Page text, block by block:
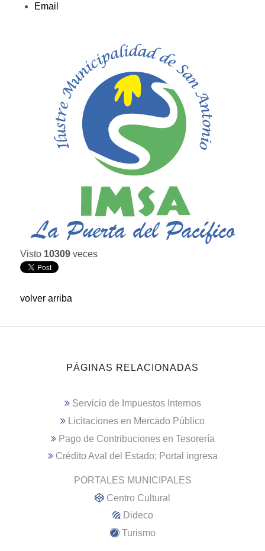
Email
Visto 10309 veces
volver arriba
PÁGINAS RELACIONADAS
Servicio de Impuestos Internos
Licitaciones en Mercado Público
Pago de Contribuciones en Tesorería
Crédito Aval del Estado; Portal ingresa
PORTALES MUNICIPALES
Centro Cultural
Dideco
Turismo